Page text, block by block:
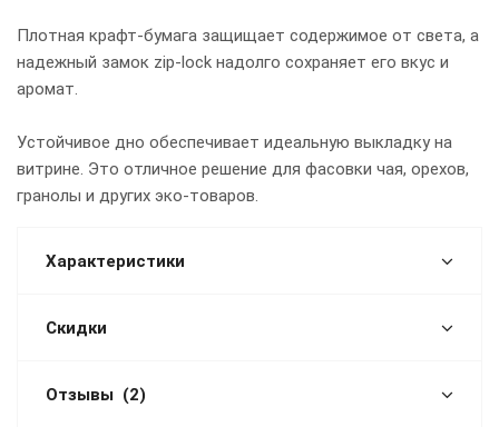
Плотная крафт-бумага защищает содержимое от света, а
надежный замок zip-lock надолго сохраняет его вкус и
аромат.
Устойчивое дно обеспечивает идеальную выкладку на
витрине. Это отличное решение для фасовки чая, орехов,
гранолы и других эко-товаров.
Характеристики
Скидки
Отзывы (2)